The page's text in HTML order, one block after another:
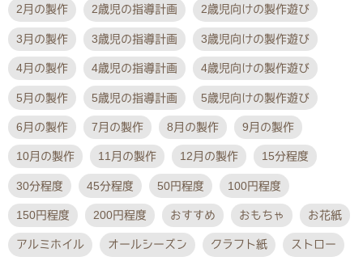
2月の製作 2歳児の指導計画 2歳児向けの製作遊び
3月の製作 3歳児の指導計画 3歳児向けの製作遊び
4月の製作 4歳児の指導計画 4歳児向けの製作遊び
5月の製作 5歳児の指導計画 5歳児向けの製作遊び
6月の製作 7月の製作 8月の製作 9月の製作
10月の製作 11月の製作 12月の製作 15分程度
30分程度 45分程度 50円程度 100円程度
150円程度 200円程度 おすすめ おもちゃ お花紙
アルミホイル オールシーズン クラフト紙 ストロー